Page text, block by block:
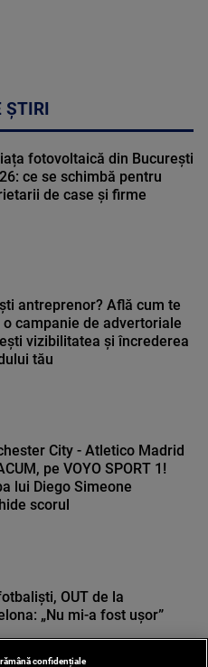
ȘTIRI
fotovoltaică din București
ce se schimbă pentru
de case și firme
antreprenor? Află cum te
campanie de advertoriale
vizibilitatea și încrederea
tău
City - Atletico Madrid
pe VOYO SPORT 1!
lui Diego Simeone
scorul
OUT de la
„Nu mi-a fost ușor”
rămână confidențiale